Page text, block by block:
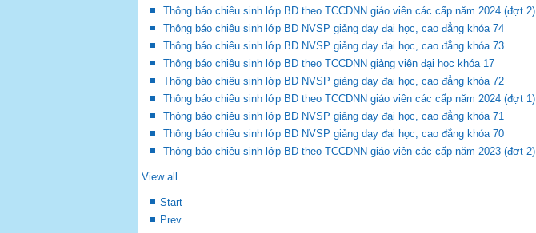
Thông báo chiêu sinh lớp BD theo TCCDNN giáo viên các cấp năm 2024 (đợt 2)
Thông báo chiêu sinh lớp BD NVSP giảng dạy đại học, cao đẳng khóa 74
Thông báo chiêu sinh lớp BD NVSP giảng dạy đại học, cao đẳng khóa 73
Thông báo chiêu sinh lớp BD theo TCCDNN giảng viên đại học khóa 17
Thông báo chiêu sinh lớp BD NVSP giảng dạy đại học, cao đẳng khóa 72
Thông báo chiêu sinh lớp BD theo TCCDNN giáo viên các cấp năm 2024 (đợt 1)
Thông báo chiêu sinh lớp BD NVSP giảng dạy đại học, cao đẳng khóa 71
Thông báo chiêu sinh lớp BD NVSP giảng dạy đại học, cao đẳng khóa 70
Thông báo chiêu sinh lớp BD theo TCCDNN giáo viên các cấp năm 2023 (đợt 2)
View all
Start
Prev